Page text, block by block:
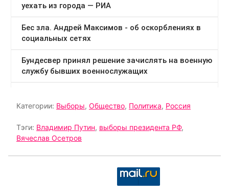
Категории: Выборы, Общество, Политика, Россия
Тэги: Владимир Путин, выборы президента РФ,
Вячеслав Осетров